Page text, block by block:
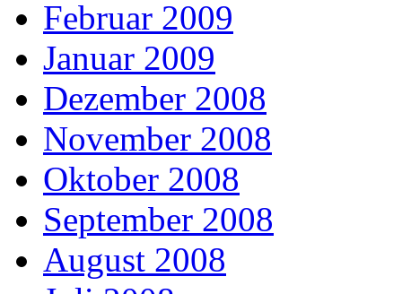
Februar 2009
Januar 2009
Dezember 2008
November 2008
Oktober 2008
September 2008
August 2008